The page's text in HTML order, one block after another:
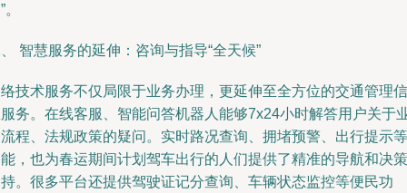
智慧服务的延伸：咨询与指导“全天候”
技术服务不仅局限于业务办理，更延伸至全方位的交通管理信
务。在线客服、智能问答机器人能够7x24小时解答用户关于
程、法规政策的疑问。实时路况查询、拥堵预警、出行提示等
，也为春运期间计划驾车出行的人们提供了精准的导航和决策
。很多平台还提供驾驶证记分查询、车辆状态监控等便民功